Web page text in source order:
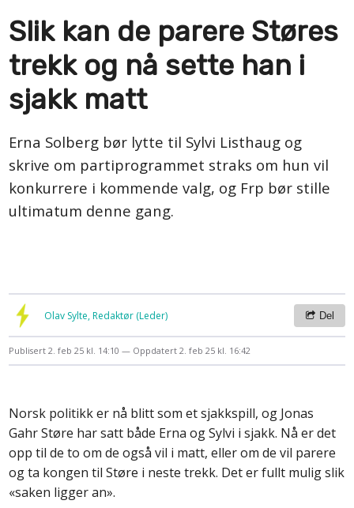
Slik kan de parere Støres
trekk og nå sette han i
sjakk matt
Erna Solberg bør lytte til Sylvi Listhaug og
skrive om partiprogrammet straks om hun vil
konkurrere i kommende valg, og Frp bør stille
ultimatum denne gang.
Olav Sylte, Redaktør (Leder)
Publisert2. feb 25 kl. 14:10 Oppdatert2. feb 25 kl. 16:42
Del
Norsk politikk er nå blitt som et sjakkspill, og Jonas
Gahr Støre har satt både Erna og Sylvi i sjakk. Nå er det
opp til de to om de også vil i matt, eller om de vil parere
og ta kongen til Støre i neste trekk. Det er fullt mulig slik
«saken ligger an».